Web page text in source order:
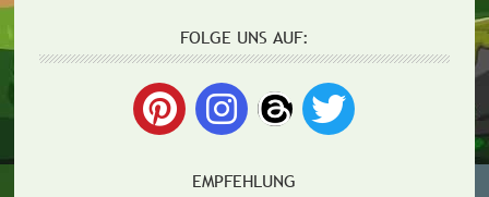
FOLGE UNS AUF:
EMPFEHLUNG